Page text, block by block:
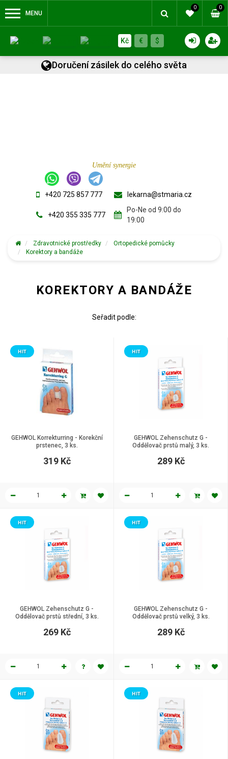
MENU
0 0
Kč € $
Doručení zásilek do celého světa
Umění synergie
+420 725 857 777
+420 355 335 777
lekarna@stmaria.cz
Po-Ne od 9:00 do
19:00
Zdravotnické prostředky
Ortopedické pomůcky
Korektory a bandáže
KOREKTORY A BANDÁŽE
Seřadit podle:
GEHWOL Korrekturring - Korekční
prstenec, 3 ks.
HIT
319 Kč
GEHWOL Zehenschutz G -
Oddělovač prstů malý, 3 ks.
HIT
289 Kč
GEHWOL Zehenschutz G -
Oddělovač prstů střední, 3 ks.
HIT
269 Kč
GEHWOL Zehenschutz G -
Oddělovač prstů velký, 3 ks.
HIT
289 Kč
HIT HIT